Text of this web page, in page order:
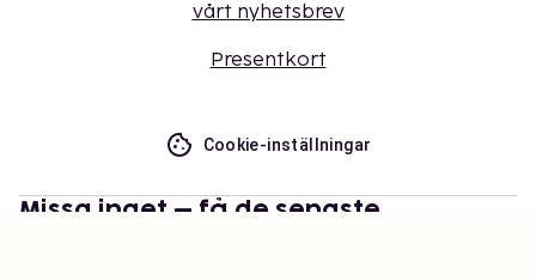
vårt nyhetsbrev
Presentkort
Cookie-inställningar
Missa inget – få de senaste